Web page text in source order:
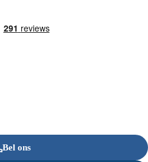
Bel ons